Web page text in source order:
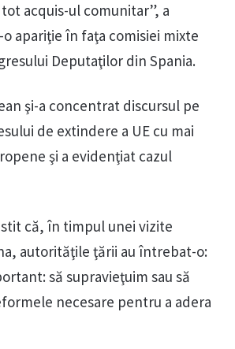
acquis-ul comunitar”, a
apariţie în faţa comisiei mixte
Deputaţilor din Spania.
şi-a concentrat discursul pe
de extindere a UE cu mai
şi a evidenţiat cazul
că, în timpul unei vizite
autorităţile ţării au întrebat-o:
să supravieţuim sau să
necesare pentru a adera